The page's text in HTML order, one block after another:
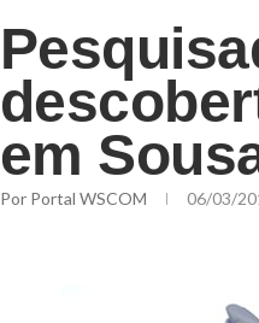
em
Por Portal WSCOM 06/03/